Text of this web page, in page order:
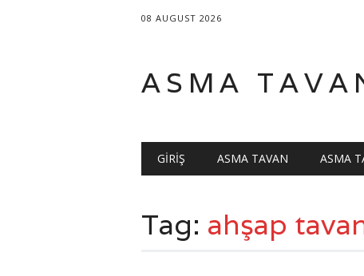
08 AUGUST 2026
ASMA
Main menu
GIRIŞ ASMA TAVAN ASMA
Tag: ahşap